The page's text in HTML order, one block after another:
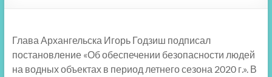
Глава Архангельска Игорь Годзиш подписал
постановление «Об обеспечении безопасности людей
на водных объектах в период летнего сезона 2020 г.». В